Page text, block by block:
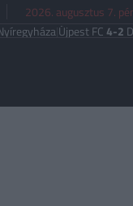
2026. augusztus 7.
|Újpest FC4-2